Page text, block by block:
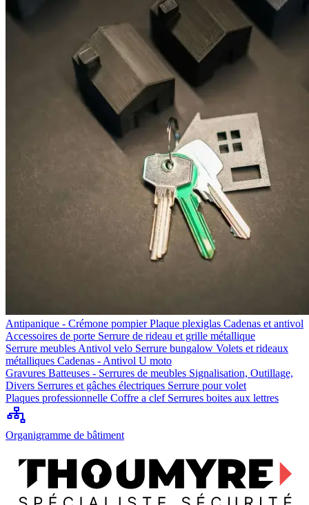
Antipanique - Crémone pompierPlaque plexiglas Cadenas et antivol
Accessoires de porte Serrure de rideau et grille métallique
Serrure meubles Antivol velo Serrure bungalow Volets et rideaux
métalliques Cadenas - Antivol U moto
Gravures Batteuses - Serrures de meubles Signalisation, Outillage,
Divers Serrures et gâches électriques Serrure pour volet
Plaques professionnelle Coffre a clef Serrures boites aux lettres
Organigramme de bâtiment